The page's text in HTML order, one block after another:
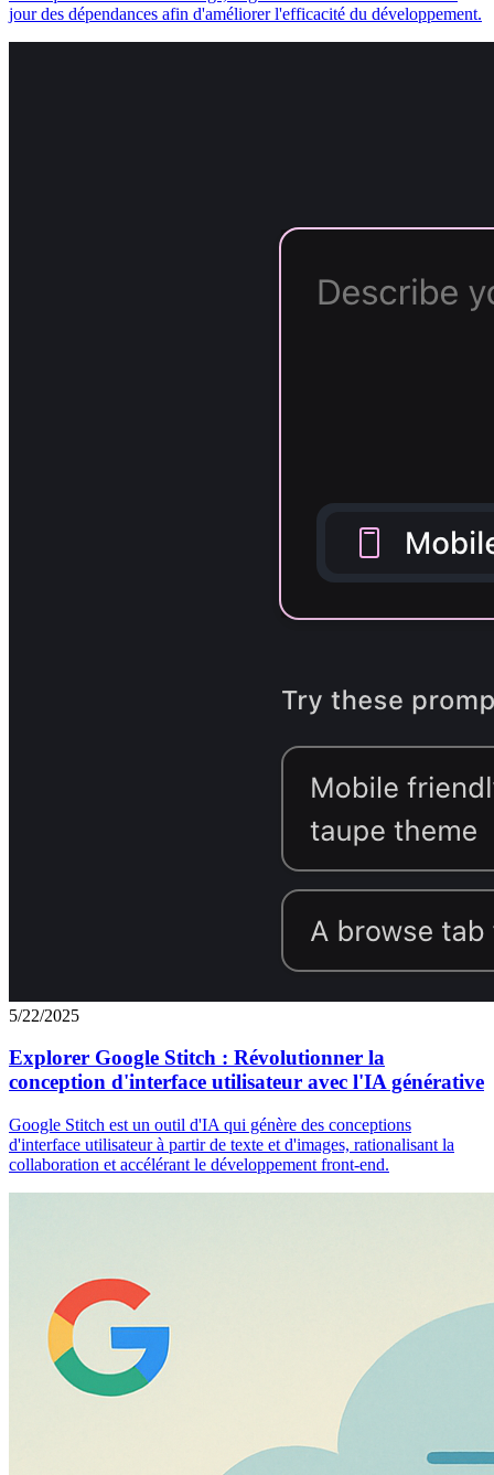
jour des dépendances afin d'améliorer l'efficacité du développement.
5/22/2025
Explorer Google Stitch : Révolutionner la
conception d'interface utilisateur avec l'IA générative
Google Stitch est un outil d'IA qui génère des conceptions
d'interface utilisateur à partir de texte et d'images, rationalisant la
collaboration et accélérant le développement front-end.